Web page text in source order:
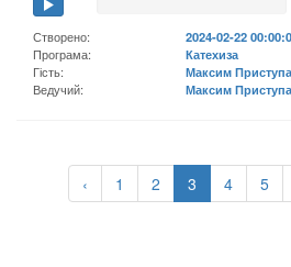
Створено:
2024-02-22
Програма:
Катехиза
Гість:
Максим Приступа
Ведучий:
Максим Приступа
‹ 1 2 3 4 5